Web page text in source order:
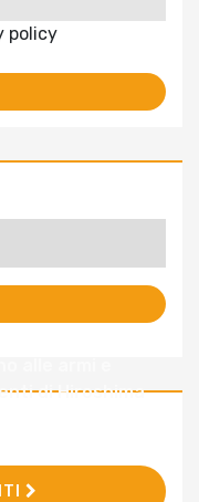
policy
di Hiroshima